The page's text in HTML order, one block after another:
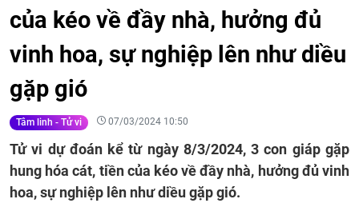
của kéo về đầy nhà, hưởng đủ
vinh hoa, sự nghiệp lên như diều
gặp gió
Tâm linh - Tử vi 07/03/2024 10:50
Tử vi dự đoán kể từ ngày 8/3/2024, 3 con giáp gặp
hung hóa cát, tiền của kéo về đầy nhà, hưởng đủ vinh
hoa, sự nghiệp lên như diều gặp gió.